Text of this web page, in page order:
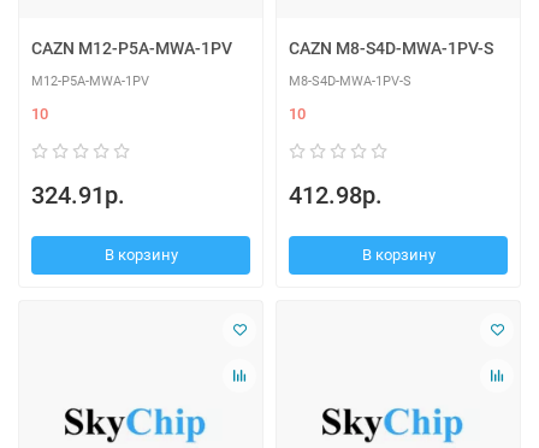
CAZN M12-P5A-MWA-1PV
M12-P5A-MWA-1PV
10
324.91р.
В корзину
CAZN M8-S4D-MWA-1PV-S
M8-S4D-MWA-1PV-S
10
412.98р.
В корзину